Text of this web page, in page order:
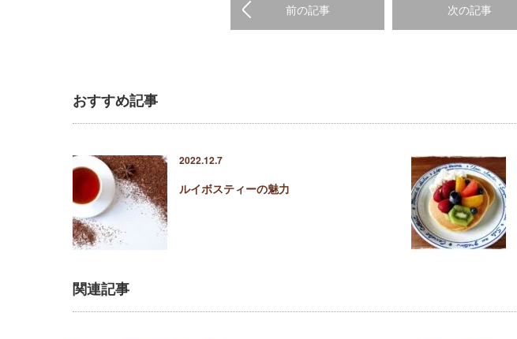
前の記事 次の記事
おすすめ記事
2022.12.7
ルイボスティーの魅力
関連記事